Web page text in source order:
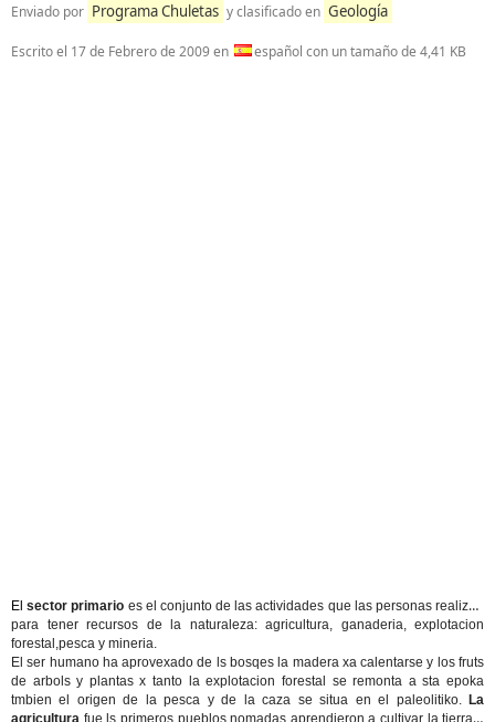
Enviado por Programa Chuletas y clasificado en Geología
Escrito el 17 de Febrero de 2009en español con un tamaño de 4,41 KB
Elsector primario es el conjunto de las actividades que las personas realizan
para tener recursos de la naturaleza: agricultura, ganaderia, explotacion
forestal,pesca y mineria.
El ser humano ha aprovexado de ls bosqes la madera xa calentarse y los fruts
de arbols y plantas x tanto la explotacion forestal se remonta a sta epoka
tmbien el origen de la pesca y de la caza se situa en el paleolitiko. La
agricultura fue ls primeros pueblos nomadas aprendieron a cultivar la tierra y